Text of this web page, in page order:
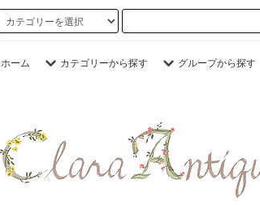
ホーム カテゴリーから探す グループから探す